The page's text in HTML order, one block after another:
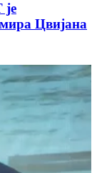
Цвијана